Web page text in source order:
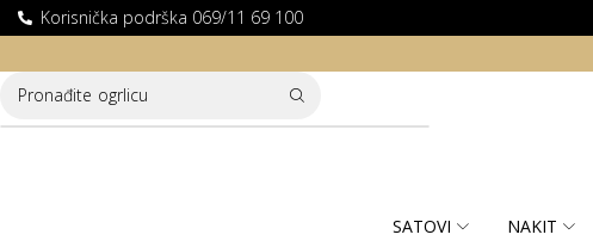
Korisnička podrška 069/11 69 100
DOSTAVA ZA KUPOVINE PREKO 10.000 RSD
Pronađite ogrlicu
SATOVI NAKIT